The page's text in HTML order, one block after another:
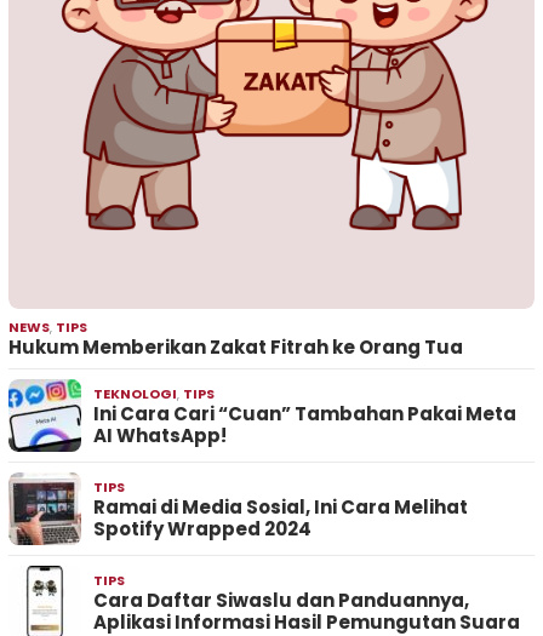
NEWS, TIPS
Hukum Memberikan Zakat Fitrah ke Orang Tua
TEKNOLOGI, TIPS
Ini Cara Cari “Cuan” Tambahan Pakai Meta
AI WhatsApp!
TIPS
Ramai di Media Sosial, Ini Cara Melihat
Spotify Wrapped 2024
TIPS
Cara Daftar Siwaslu dan Panduannya,
Aplikasi Informasi Hasil Pemungutan Suara